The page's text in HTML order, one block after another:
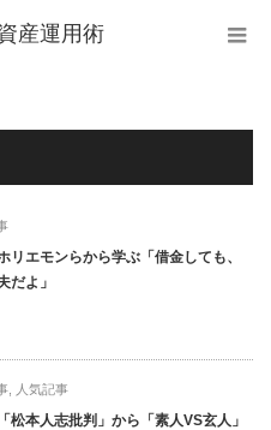
産運用術
リエモンらから学ぶ「借金しても、
だよ」
, 人気記事
松本人志批判」から「素人VS玄人」